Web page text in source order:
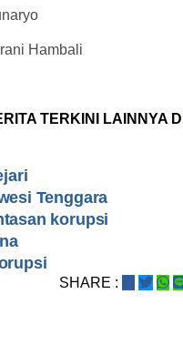
Hambali
TERKINI LAINNYA DI
Tenggara
korupsi
SHARE :